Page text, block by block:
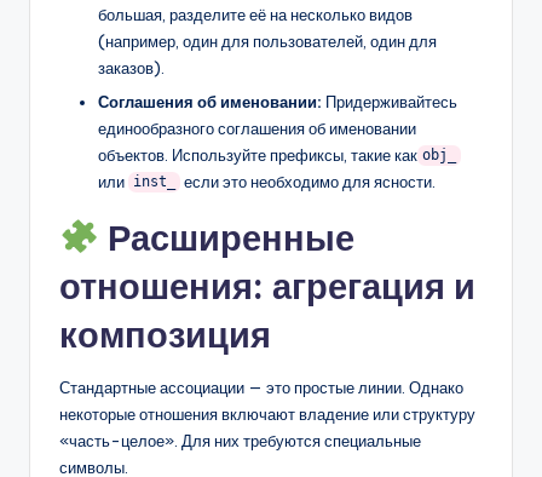
большая, разделите её на несколько видов
(например, один для пользователей, один для
заказов).
Соглашения об именовании: Придерживайтесь
единообразного соглашения об именовании
объектов. Используйте префиксы, такие как obj_
или inst_ если это необходимо для ясности.
Расширенные
отношения: агрегация и
композиция
Стандартные ассоциации — это простые линии. Однако
некоторые отношения включают владение или структуру
«часть-целое». Для них требуются специальные
символы.